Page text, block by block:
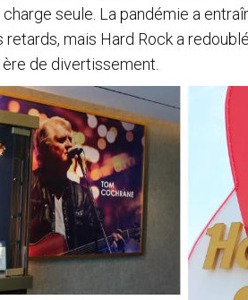
seule. La pandémie a
mais Hard Rock a
de divertissement.